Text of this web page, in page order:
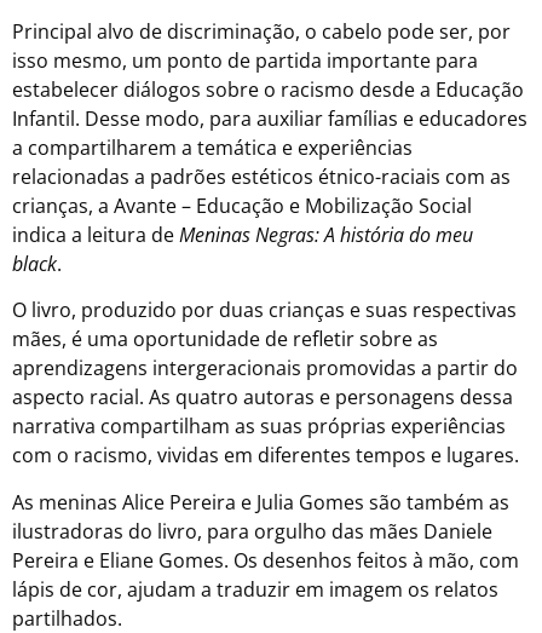
Principal alvo de discriminação, o cabelo pode ser, por
isso mesmo, um ponto de partida importante para
estabelecer diálogos sobre o racismo desde a Educação
Infantil. Desse modo, para auxiliar famílias e educadores
a compartilharem a temática e experiências
relacionadas a padrões estéticos étnico-raciais com as
crianças, a Avante – Educação e Mobilização Social
indica a leitura deMeninas Negras: A história do meu
black.
O livro, produzido por duas crianças e suas respectivas
mães, é uma oportunidade de refletir sobre as
aprendizagens intergeracionais promovidas a partir do
aspecto racial. As quatro autoras e personagens dessa
narrativa compartilham as suas próprias experiências
com o racismo, vividas em diferentes tempos e lugares.
As meninas Alice Pereira e Julia Gomes são também as
ilustradoras do livro, para orgulho das mães Daniele
Pereira e Eliane Gomes. Os desenhos feitos à mão, com
lápis de cor, ajudam a traduzir em imagem os relatos
partilhados.